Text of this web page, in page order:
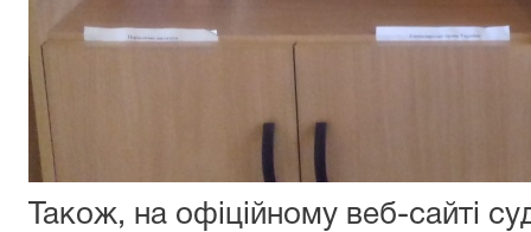
Також, на офіційному веб-сайті